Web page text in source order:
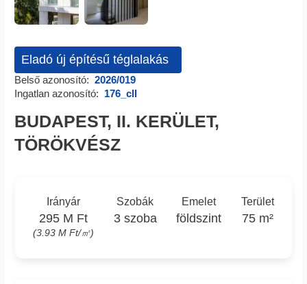
Eladó új építésű téglalakás
Belső azonosító: 2026/019
Ingatlan azonosító: 176_cll
BUDAPEST, II. KERÜLET,
TÖRÖKVÉSZ
Irányár
295 M Ft
(3.93 M Ft/㎡)
Szobák
3 szoba
Emelet
földszint
Terület
75 m²